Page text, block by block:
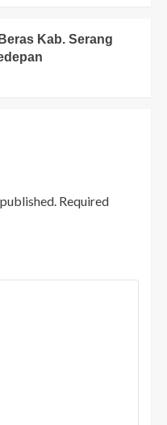
Kab. Serang
Required